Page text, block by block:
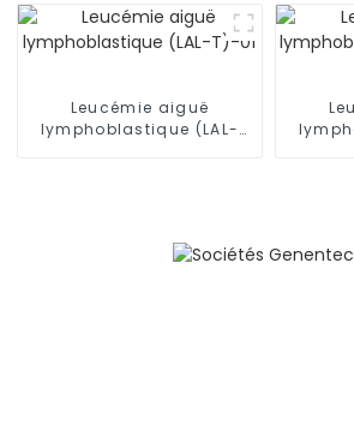
Leucémie aiguë
lymphoblastique (LAL-